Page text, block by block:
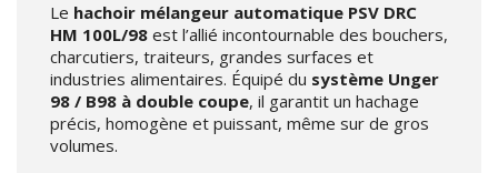
Le hachoir mélangeur automatique PSV DRC
HM 100L/98 est l’allié incontournable des bouchers,
charcutiers, traiteurs, grandes surfaces et
industries alimentaires. Équipé du système Unger
98 / B98 à double coupe, il garantit un hachage
précis, homogène et puissant, même sur de gros
volumes.